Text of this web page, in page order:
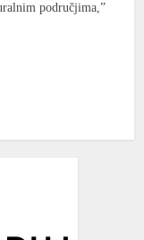
područjima,”